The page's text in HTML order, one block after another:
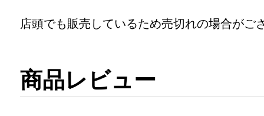
店頭でも販売しているため売切れの場合がご
商品レビュー